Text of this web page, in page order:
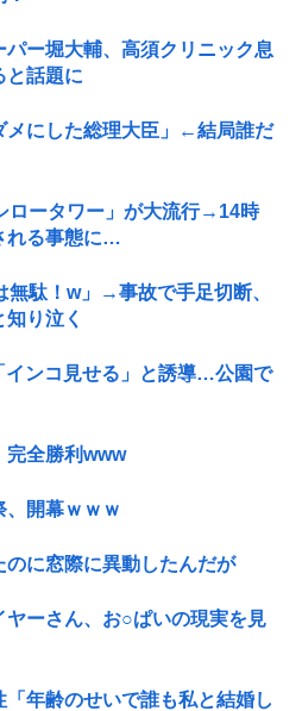
パー堀大輔、高須クリニック息
と話題に
メにした総理大臣」←結局誰だ
ロータワー」が大流行→14時
れる事態に…
無駄！w」→事故で手足切断、
り泣く
インコ見せる」と誘導…公園で
完全勝利www
、開幕ｗｗｗ
のに窓際に異動したんだが
ヤーさん、お○ぱいの現実を見
「年齢のせいで誰も私と結婚し